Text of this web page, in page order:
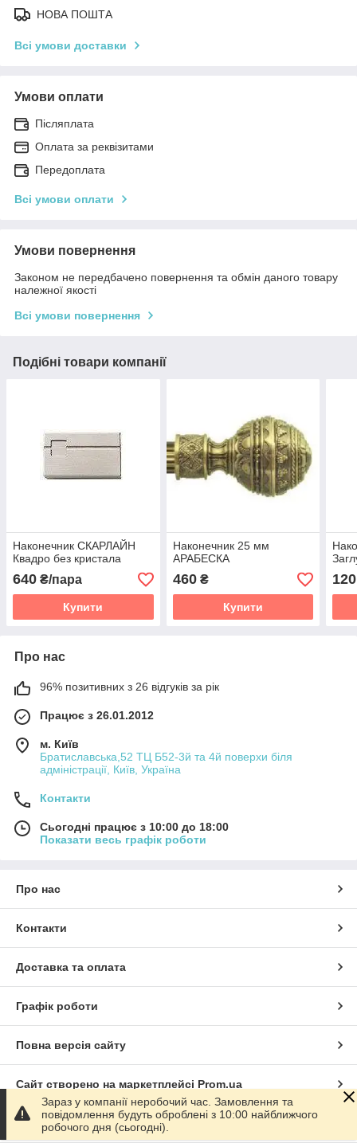
НОВА ПОШТА
Всі умови доставки
Умови оплати
Післяплата
Оплата за реквізитами
Передоплата
Всі умови оплати
Умови повернення
Законом не передбачено повернення та обмін даного товару
належної якості
Всі умови повернення
Подібні товари компанії
Наконечник СКАРЛАЙН
Квадро без кристала
640 ₴/пара
Купити
Наконечник 25 мм
АРАБЕСКА
460₴
Купити
120
Про нас
96% позитивних з 26 відгуків за рік
Працює з 26.01.2012
м. Київ
Братиславська,52 ТЦ Б52-3й та 4й поверхи біля
адміністрації, Київ, Україна
Контакти
Сьогодні працює з 10:00 до 18:00
Показати весь графік роботи
Про нас
Контакти
Доставка та оплата
Графік роботи
Повна версія сайту
Сайт створено на маркетплейсі Prom.ua
Політика конфіденційності
Зараз у компанії неробочий час. Замовлення та
повідомлення будуть оброблені з 10:00 найближчого
робочого дня (сьогодні).